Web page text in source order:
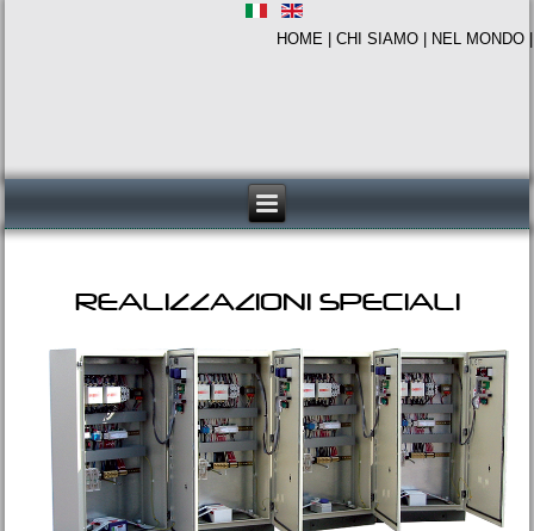
HOME| CHI SIAMO| NEL MONDO
REALIZZAZIONI SPECIALI